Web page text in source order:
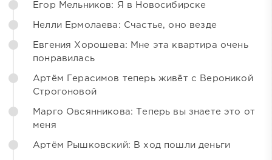
Егор Мельников: Я в Новосибирске
Нелли Ермолаева: Счастье, оно везде
Евгения Хорошева: Мне эта квартира очень
понравилась
Артём Герасимов теперь живёт с Вероникой
Строгоновой
Марго Овсянникова: Теперь вы знаете это от
меня
Артём Рышковский: В ход пошли деньги